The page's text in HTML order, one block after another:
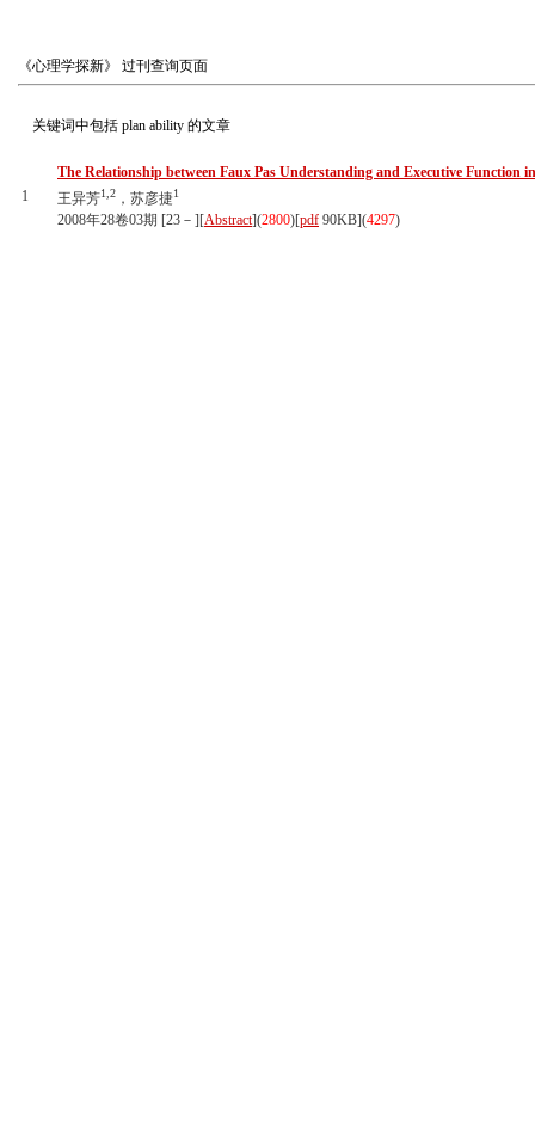
《心理学探新》 过刊查询页面
关键词中包括 plan ability 的文章
1
The Relationship between Faux Pas Understanding and Executive Function
王异芳1, 2 ，苏彦捷1
2008年28卷03期 [23－][Abstract](2800)[pdf 90KB](4297)